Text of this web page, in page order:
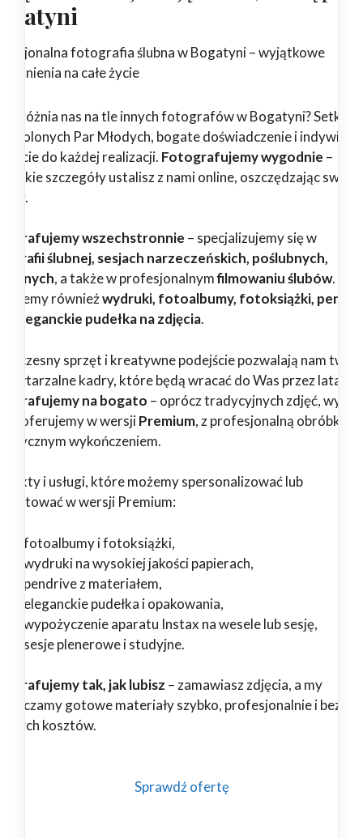
fotografia ślubna w Bogatyni – wyjątkowe
na całe życie
nas na tle innych fotografów w Bogatyni? Setki
Par Młodych, bogate doświadczenie i
do każdej realizacji. Fotografujemy wygodnie –
szczegóły ustalisz z nami online, oszczędzając swój
wszechstronnie – specjalizujemy się w
ślubnej, sesjach narzeczeńskich, poślubnych,
, a także w profesjonalnymfilmowaniu ślubów.
równieżwydruki, fotoalbumy, fotoksiążki,
eleganckie pudełka na zdjęcia.
sprzęt i kreatywne podejście pozwalają nam
kadry, które będą wracać do Was przez lata.
na bogato – oprócz tradycyjnych zdjęć,
oferujemy w wersjiPremium, z profesjonalną obróbką i
wykończeniem.
i usługi, które możemy spersonalizować lub
w wersji Premium:
fotoalbumy i fotoksiążki,
wydruki na wysokiej jakości papierach,
pendrive z materiałem,
eleganckie pudełka i opakowania,
wypożyczenie aparatu Instax na wesele lub sesję,
sesje plenerowe i studyjne.
tak, jak lubisz – zamawiasz zdjęcia, a my
gotowe materiały szybko, profesjonalnie i bez
kosztów.
Sprawdź ofertę